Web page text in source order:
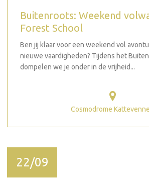
Buitenroots: Weekend
Forest School
Ben jij klaar voor een weekend vol
nieuwe vaardigheden? Tijdens het
dompelen we je onder in de vrijheid...
Cosmodrome
22/09